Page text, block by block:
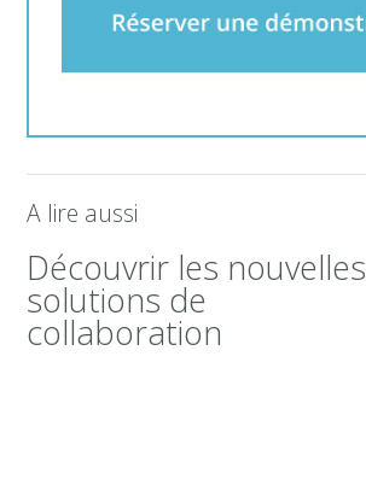
A lire aussi
Découvrir les nouvelles
solutions de
collaboration